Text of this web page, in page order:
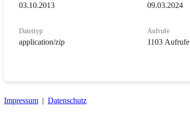
03.10.2013 09.03.2024
Dateityp
application/zip
Aufrufe
1103 Aufrufe
Impressum | Datenschutz